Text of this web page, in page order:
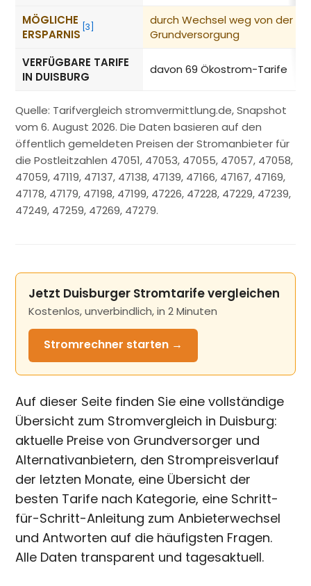
MÖGLICHE
ERSPARNIS
[3]
durch Wechsel weg von der
Grundversorgung
VERFÜGBARE TARIFE
IN DUISBURG
davon 69 Ökostrom-Tarife
Quelle: Tarifvergleich stromvermittlung.de, Snapshot
vom 6. August 2026. Die Daten basieren auf den
öffentlich gemeldeten Preisen der Stromanbieter für
die Postleitzahlen 47051, 47053, 47055, 47057, 47058,
47059, 47119, 47137, 47138, 47139, 47166, 47167, 47169,
47178, 47179, 47198, 47199, 47226, 47228, 47229, 47239,
47249, 47259, 47269, 47279.
Jetzt Duisburger Stromtarife vergleichen
Kostenlos, unverbindlich, in 2 Minuten
Stromrechner starten →
Auf dieser Seite finden Sie eine vollständige
Übersicht zum Stromvergleich in Duisburg:
aktuelle Preise von Grundversorger und
Alternativanbietern, den Strompreisverlauf
der letzten Monate, eine Übersicht der
besten Tarife nach Kategorie, eine Schritt-
für-Schritt-Anleitung zum Anbieterwechsel
und Antworten auf die häufigsten Fragen.
Alle Daten transparent und tagesaktuell.